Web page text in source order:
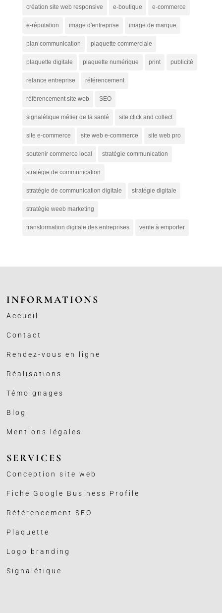
création site web responsive e-boutique e-commerce
e-réputation image d'entreprise image de marque
plan communication plaquette commerciale
plaquette digitale plaquette numérique print publicité
relance entreprise référencement
référencement site web SEO
signalétique métier de la santé site click and collect
site e-commerce site web e-commerce site web pro
soutenir commerce local stratégie communication
stratégie de communication
stratégie de communication digitale stratégie digitale
stratégie weeb marketing
transformation digitale des entreprises vente à emporter
INFORMATIONS
Accueil
Contact
Rendez-vous en ligne
Réalisations
Témoignages
Blog
Mentions légales
SERVICES
Conception site web
Fiche Google Business Profile
Référencement SEO
Plaquette
Logo branding
Signalétique